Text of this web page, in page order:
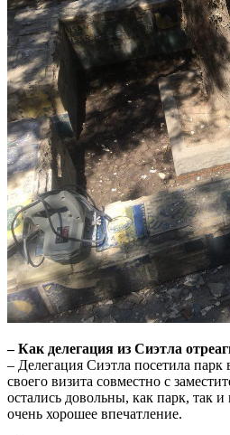
– Как делегация из Сиэтла
– Делегация Сиэтла посетила
своего визита совместно с
остались довольны, как парк, так
очень хорошее впечатление.